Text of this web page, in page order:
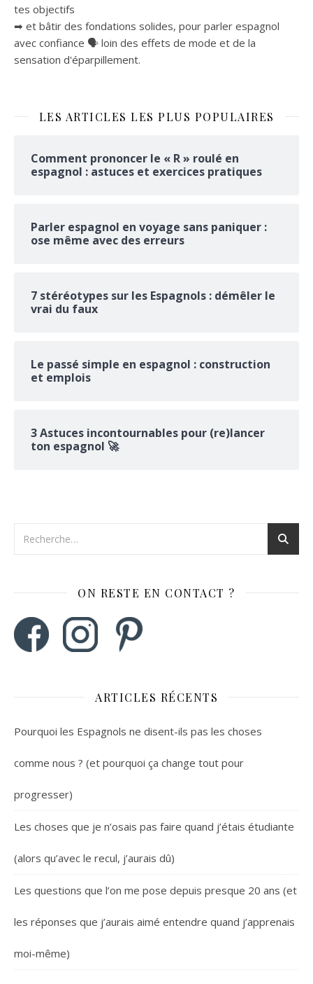
tes objectifs
➡ et bâtir des fondations solides, pour parler espagnol
avec confiance 🗣 loin des effets de mode et de la
sensation d'éparpillement.
LES ARTICLES LES PLUS POPULAIRES
Comment prononcer le « R » roulé en
espagnol : astuces et exercices pratiques
Parler espagnol en voyage sans paniquer :
ose même avec des erreurs
7 stéréotypes sur les Espagnols : démêler le
vrai du faux
Le passé simple en espagnol : construction
et emplois
3 Astuces incontournables pour (re)lancer
ton espagnol 🚀
ON RESTE EN CONTACT ?
ARTICLES RÉCENTS
Pourquoi les Espagnols ne disent-ils pas les choses
comme nous ? (et pourquoi ça change tout pour
progresser)
Les choses que je n’osais pas faire quand j’étais étudiante
(alors qu’avec le recul, j’aurais dû)
Les questions que l’on me pose depuis presque 20 ans (et
les réponses que j’aurais aimé entendre quand j’apprenais
moi-même)